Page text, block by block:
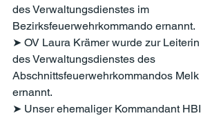
des Verwaltungsdienstes im
Bezirksfeuerwehrkommando ernannt.
​➤ OV Laura Krämer wurde zur Leiterin
des Verwaltungsdienstes des
Abschnittsfeuerwehrkommandos Melk
ernannt.
➤ Unser ehemaliger Kommandant HBI